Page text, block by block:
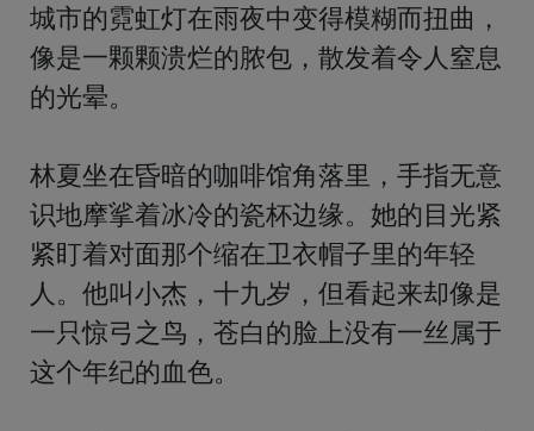
城市的霓虹灯在雨夜中变得模糊而扭曲，
像是一颗颗溃烂的脓包，散发着令人窒息
的光晕。
林夏坐在昏暗的咖啡馆角落里，手指无意
识地摩挲着冰冷的瓷杯边缘。她的目光紧
紧盯着对面那个缩在卫衣帽子里的年轻
人。他叫小杰，十九岁，但看起来却像是
一只惊弓之鸟，苍白的脸上没有一丝属于
这个年纪的血色。